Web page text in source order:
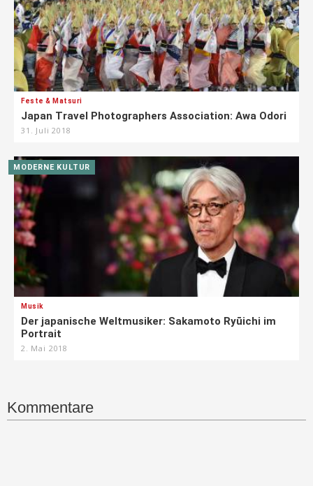
Feste & Matsuri
Japan Travel Photographers Association: Awa Odori
31. Juli 2018
MODERNE KULTUR
Musik
Der japanische Weltmusiker: Sakamoto Ryūichi im
Portrait
2. Mai 2018
Kommentare